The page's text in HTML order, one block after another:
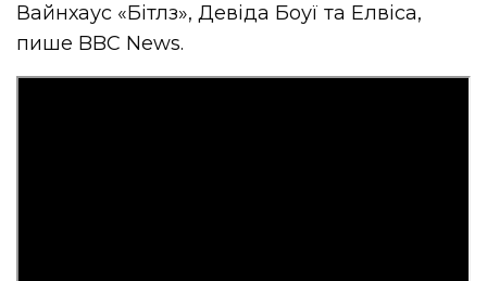
Вайнхаус «Бітлз», Девіда Боуї та Елвіса,
пише BBC News.